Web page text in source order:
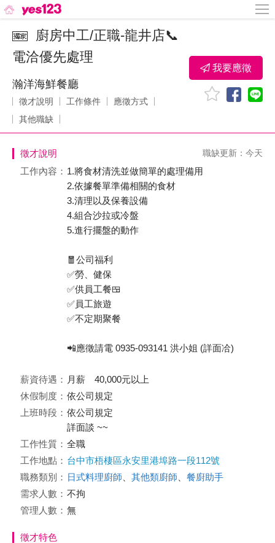
廚房中工/正職-龍井店📞
電洽優先處理
瀚洋海鮮餐廳
徵才說明 工作條件
應徵方式
其他職缺
我要應徵
徵才說明 職缺更新：今天
工作內容： 1.將食材清洗並做簡單的處理備用
2.依據餐單準備相關的食材
3.清理以及保養設備
4.組合沙拉或冷盤
5.進行擺盤的動作
🧧公司福利
✅勞、健保
✅供員工餐🍱
✅員工旅遊
✅不定期聚餐
📲應徵請電 0935-093141 洪小姐 (詳面冾)
薪資待遇： 月薪 40,000元以上
休假制度： 依公司規定
上班時段： 依公司規定
詳面談 ~~
工作性質： 全職
工作地點： 台中市梧棲區永安里港埠路一段112號
職務類別： 日式料理廚師 其他類廚師
餐廚助手
需求人數： 不拘
管理人數： 無
徵才特色